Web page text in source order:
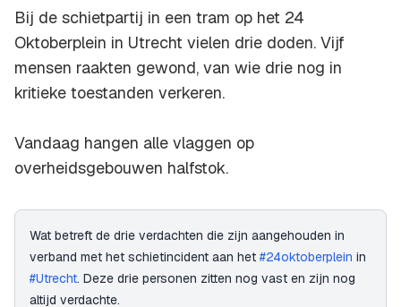
Bij de schietpartij in een tram op het 24
Oktoberplein in Utrecht vielen drie doden. Vijf
mensen raakten gewond, van wie drie nog in
kritieke toestanden verkeren.
Vandaag hangen alle vlaggen op
overheidsgebouwen halfstok.
Wat betreft de drie verdachten die zijn aangehouden in
verband met het schietincident aan het #24oktoberplein in
#Utrecht. Deze drie personen zitten nog vast en zijn nog
altijd verdachte.